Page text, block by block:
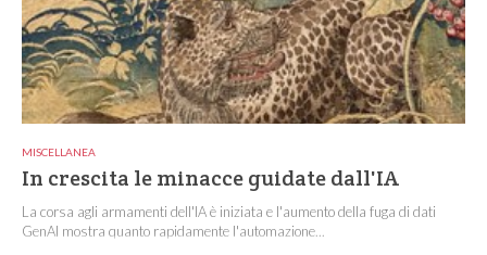
MISCELLANEA
In crescita le minacce guidate dall'IA
La corsa agli armamenti dell'IA è iniziata e l'aumento della fuga di dati
GenAI mostra quanto rapidamente l'automazione...